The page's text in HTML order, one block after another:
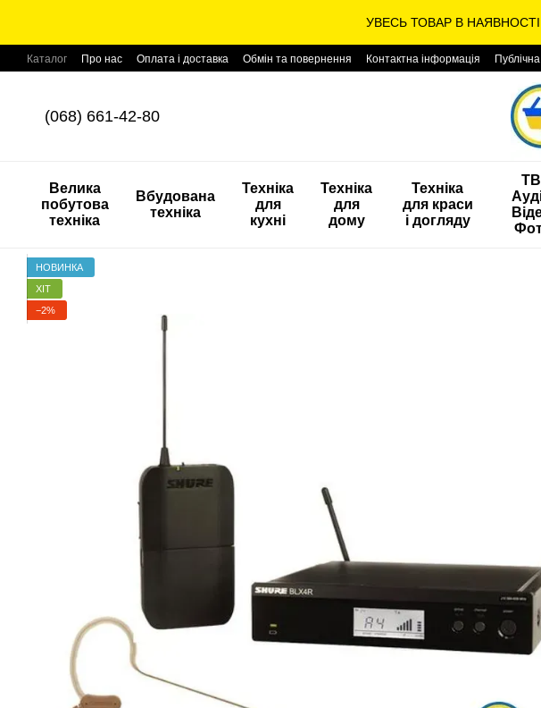
УВЕСЬ ТОВАР В НАЯВНОСТІ
Каталог Про нас Оплата і доставка Обмін та повернення Контактна інформація
(068) 661-42-80
Велика
побутова
техніка
Вбудована
техніка
Техніка
для
кухні
Техніка
для
дому
Техніка
для краси
і догляду
НОВИНКА
ХІТ
−2%